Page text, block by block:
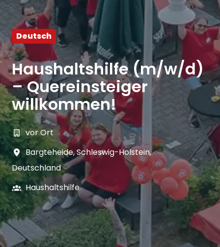
Deutsch
Haushaltshilfe (m/w/d)
– Quereinsteiger
willkommen!
vor Ort
Bargteheide,Schleswig-Holstein,
Deutschland
Haushaltshilfe